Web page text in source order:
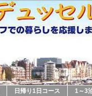
日帰り1日コース 1～3